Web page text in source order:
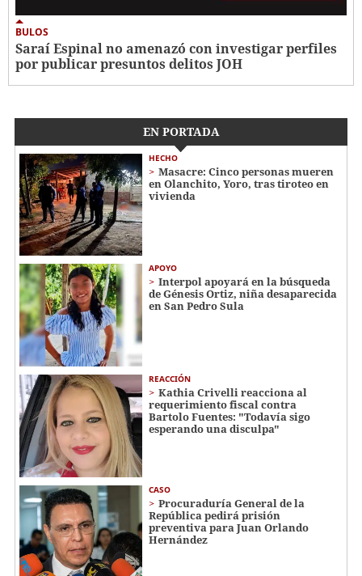
BULOS
Saraí Espinal no amenazó con investigar perfiles
por publicar presuntos delitos JOH
EN PORTADA
HECHO
Masacre: Cinco personas mueren
en Olanchito, Yoro, tras tiroteo en
vivienda
APOYO
Interpol apoyará en la búsqueda
de Génesis Ortiz, niña desaparecida
en San Pedro Sula
REACCIÓN
Kathia Crivelli reacciona al
requerimiento fiscal contra
Bartolo Fuentes: "Todavía sigo
esperando una disculpa"
CASO
Procuraduría General de la
República pedirá prisión
preventiva para Juan Orlando
Hernández